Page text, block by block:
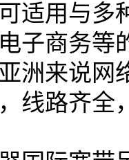
适用与多
子商务等
洲来说网
线路齐全